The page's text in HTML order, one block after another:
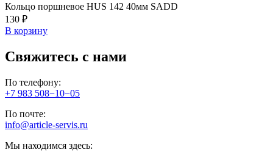
Кольцо поршневое HUS 142 40мм SADD
130 ₽
В корзину
Свяжитесь с нами
По телефону:
+7 983 508−10−05
По почте:
info@article-servis.ru
Мы находимся здесь: